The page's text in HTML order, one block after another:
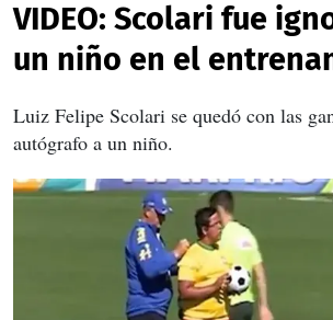
VIDEO: Scolari fue
un niño en el
Luiz Felipe Scolari se quedó con las
autógrafo a un niño.